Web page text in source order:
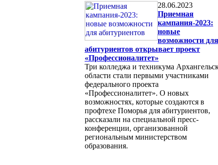
28.06.2023
Приемная
кампания-2023:
новые
возможности для
абитуриентов открывает проект
«Профессионалитет»
Три колледжа и техникума
области стали первыми участниками
федерального проекта
«Профессионалитет». О новых
возможностях, которые создаются в
профтехе Поморья для абитуриентов,
рассказали на специальной пресс-
конференции, организованной
региональным министерством
образования.